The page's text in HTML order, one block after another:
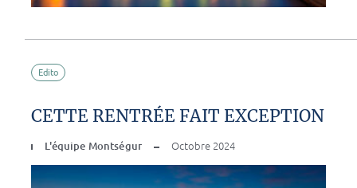
Edito
CETTE RENTRÉE FAIT EXCEPTION
L'équipe Montségur Octobre 2024